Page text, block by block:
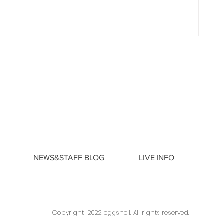
NEWS&STAFF BLOG LIVE INFO
Copyright 2022 eggshell. All rights reserved.